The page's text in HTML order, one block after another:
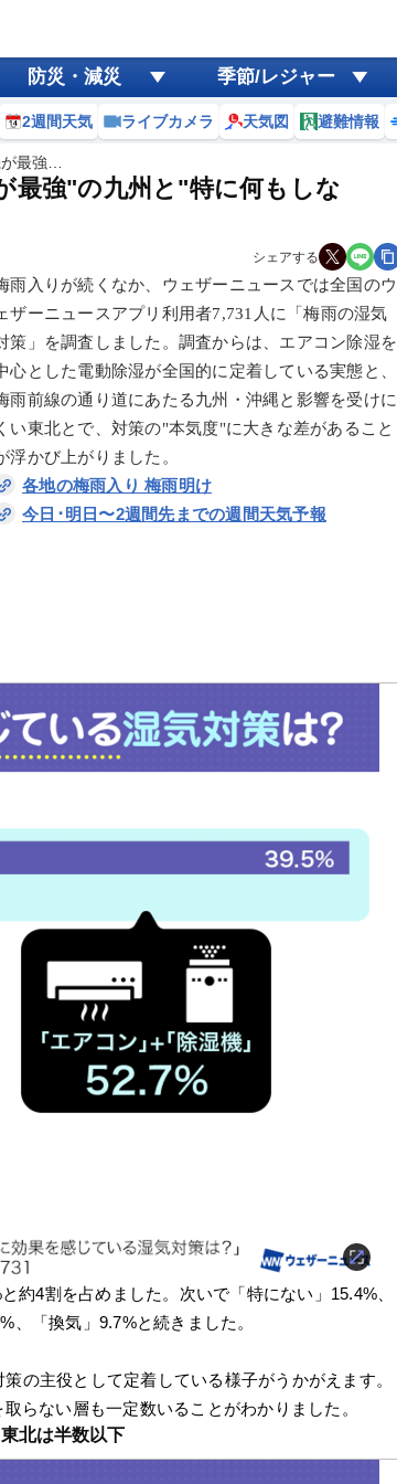
防災・減災 季節/レジャー
2週間天気 ライブカメラ 天気図 避難情報
最強…
最強"の九州と"特に何もしな
シェアする
雨入りが続くなか、ウェザーニュースでは全国のウ
ザーニュースアプリ利用者7,731人に「梅雨の湿気
策」を調査しました。調査からは、エアコン除湿を
心とした電動除湿が全国的に定着している実態と、
雨前線の通り道にあたる九州・沖縄と影響を受けに
い東北とで、対策の"本気度"に大きな差があること
浮かび上がりました。
各地の梅雨入り 梅雨明け
今日･明日〜2週間先までの週間天気予報
約4割を占めました。次いで「特にない」15.4%、
、「換気」9.7%と続きました。
の主役として定着している様子がうかがえます。
らない層も一定数いることがわかりました。
北は半数以下